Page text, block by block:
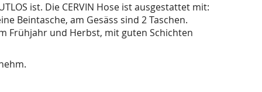
ist. Die CERVIN Hose ist ausgestattet mit:
Beintasche, am Gesäss sind 2 Taschen.
Frühjahr und Herbst, mit guten Schichten